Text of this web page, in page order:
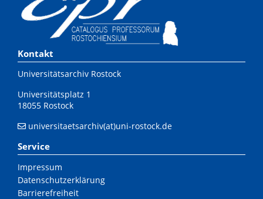
Kontakt
Universitätsarchiv Rostock
Universitätsplatz 1
18055 Rostock
universitaetsarchiv(at)uni-rostock.de
Service
Impressum
Datenschutzerklärung
Barrierefreiheit